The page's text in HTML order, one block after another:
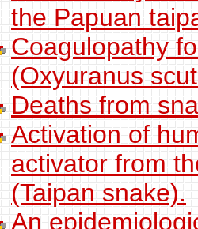
the Papuan
Coagulopathy
(Oxyuranus
Deaths from
Activation of
activator from
(Taipan snake).
An